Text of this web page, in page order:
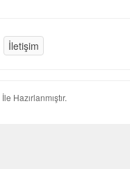
İletişim
İle Hazırlanmıştır.